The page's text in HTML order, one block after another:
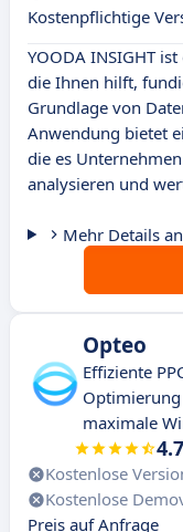
Kostenpflichtige
YOODA INSIGHT
die Ihnen hilft,
Grundlage von
Anwendung bietet
die es
analysieren und
Mehr Details
Opteo
Effiziente
maximale
4.7
Kostenlose
Kostenlose
Preis auf Anfrage